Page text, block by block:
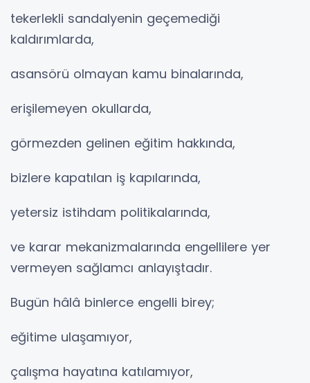
tekerlekli sandalyenin geçemediği
kaldırımlarda,
asansörü olmayan kamu binalarında,
erişilemeyen okullarda,
görmezden gelinen eğitim hakkında,
bizlere kapatılan iş kapılarında,
yetersiz istihdam politikalarında,
ve karar mekanizmalarında engellilere yer
vermeyen sağlamcı anlayıştadır.
Bugün hâlâ binlerce engelli birey;
eğitime ulaşamıyor,
çalışma hayatına katılamıyor,